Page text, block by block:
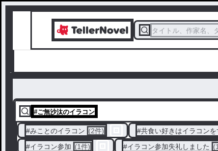
タイトル、作家名、
#ご無沙汰のイラコン
#みことのイラコン (2件) #共食い好きはイラコン
#イラコン参加 (1件) #イラコン参加失礼しました